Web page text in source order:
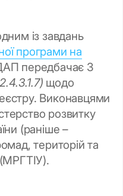
із завдань
програми на
передбачає 3
щодо
Виконавцями
розвитку
(раніше –
територій та